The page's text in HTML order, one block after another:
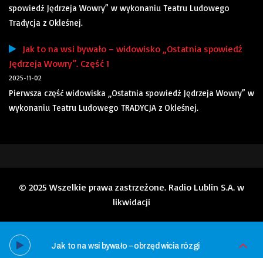
spowiedź Jędrzeja Wowry” w wykonaniu Teatru Ludowego
Tradycja z Okleśnej.
Jak to na wsi bywało – widowisko „Ostatnia spowiedź
Jędrzeja Wowry”. Część 1
2025-11-02
Pierwsza część widowiska „Ostatnia spowiedź Jędrzeja Wowry” w
wykonaniu Teatru Ludowego TRADYCJA z Okleśnej.
© 2025 Wszelkie prawa zastrzeżone. Radio Lublin S.A. w
likwidacji
Jak to na wsi bywało – obrzęd wicia rózgi